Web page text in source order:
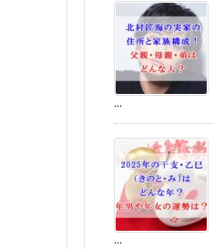
...
...